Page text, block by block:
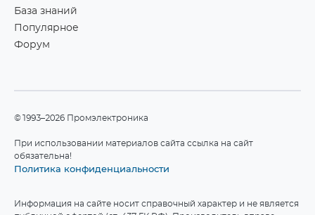
База знаний
Популярное
Форум
©1993–2026 Промэлектроника
При использовании материалов сайта ссылка на сайт
обязательна!
Политика конфиденциальности
Информация на сайте носит справочный характер и не является